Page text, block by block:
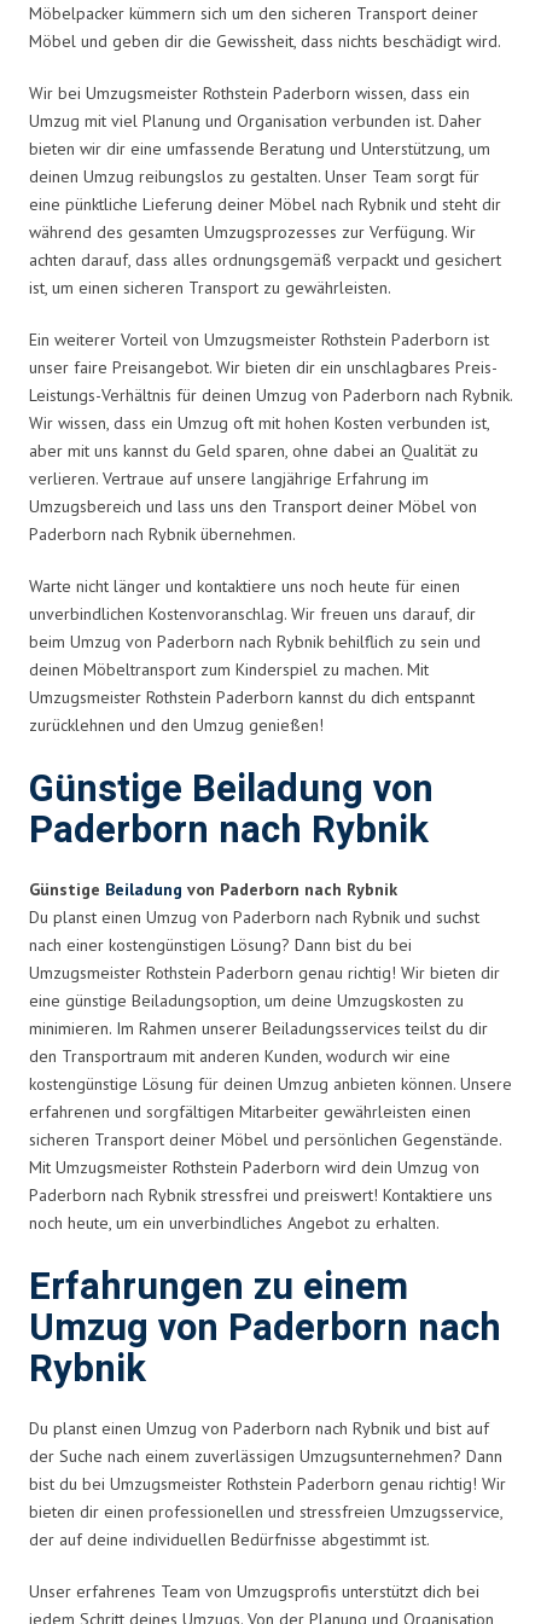
Möbelpacker kümmern sich um den sicheren Transport deiner
Möbel und geben dir die Gewissheit, dass nichts beschädigt wird.
Wir bei Umzugsmeister Rothstein Paderborn wissen, dass ein
Umzug mit viel Planung und Organisation verbunden ist. Daher
bieten wir dir eine umfassende Beratung und Unterstützung, um
deinen Umzug reibungslos zu gestalten. Unser Team sorgt für
eine pünktliche Lieferung deiner Möbel nach Rybnik und steht dir
während des gesamten Umzugsprozesses zur Verfügung. Wir
achten darauf, dass alles ordnungsgemäß verpackt und gesichert
ist, um einen sicheren Transport zu gewährleisten.
Ein weiterer Vorteil von Umzugsmeister Rothstein Paderborn ist
unser faire Preisangebot. Wir bieten dir ein unschlagbares Preis-
Leistungs-Verhältnis für deinen Umzug von Paderborn nach Rybnik.
Wir wissen, dass ein Umzug oft mit hohen Kosten verbunden ist,
aber mit uns kannst du Geld sparen, ohne dabei an Qualität zu
verlieren. Vertraue auf unsere langjährige Erfahrung im
Umzugsbereich und lass uns den Transport deiner Möbel von
Paderborn nach Rybnik übernehmen.
Warte nicht länger und kontaktiere uns noch heute für einen
unverbindlichen Kostenvoranschlag. Wir freuen uns darauf, dir
beim Umzug von Paderborn nach Rybnik behilflich zu sein und
deinen Möbeltransport zum Kinderspiel zu machen. Mit
Umzugsmeister Rothstein Paderborn kannst du dich entspannt
zurücklehnen und den Umzug genießen!
Günstige Beiladung von
Paderborn nach Rybnik
Günstige Beiladung von Paderborn nach Rybnik
Du planst einen Umzug von Paderborn nach Rybnik und suchst
nach einer kostengünstigen Lösung? Dann bist du bei
Umzugsmeister Rothstein Paderborn genau richtig! Wir bieten dir
eine günstige Beiladungsoption, um deine Umzugskosten zu
minimieren. Im Rahmen unserer Beiladungsservices teilst du dir
den Transportraum mit anderen Kunden, wodurch wir eine
kostengünstige Lösung für deinen Umzug anbieten können. Unsere
erfahrenen und sorgfältigen Mitarbeiter gewährleisten einen
sicheren Transport deiner Möbel und persönlichen Gegenstände.
Mit Umzugsmeister Rothstein Paderborn wird dein Umzug von
Paderborn nach Rybnik stressfrei und preiswert! Kontaktiere uns
noch heute, um ein unverbindliches Angebot zu erhalten.
Erfahrungen zu einem
Umzug von Paderborn nach
Rybnik
Du planst einen Umzug von Paderborn nach Rybnik und bist auf
der Suche nach einem zuverlässigen Umzugsunternehmen? Dann
bist du bei Umzugsmeister Rothstein Paderborn genau richtig! Wir
bieten dir einen professionellen und stressfreien Umzugsservice,
der auf deine individuellen Bedürfnisse abgestimmt ist.
Unser erfahrenes Team von Umzugsprofis unterstützt dich bei
jedem Schritt deines Umzugs. Von der Planung und Organisation